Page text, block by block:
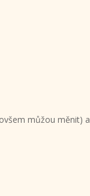
můžou měnit) a